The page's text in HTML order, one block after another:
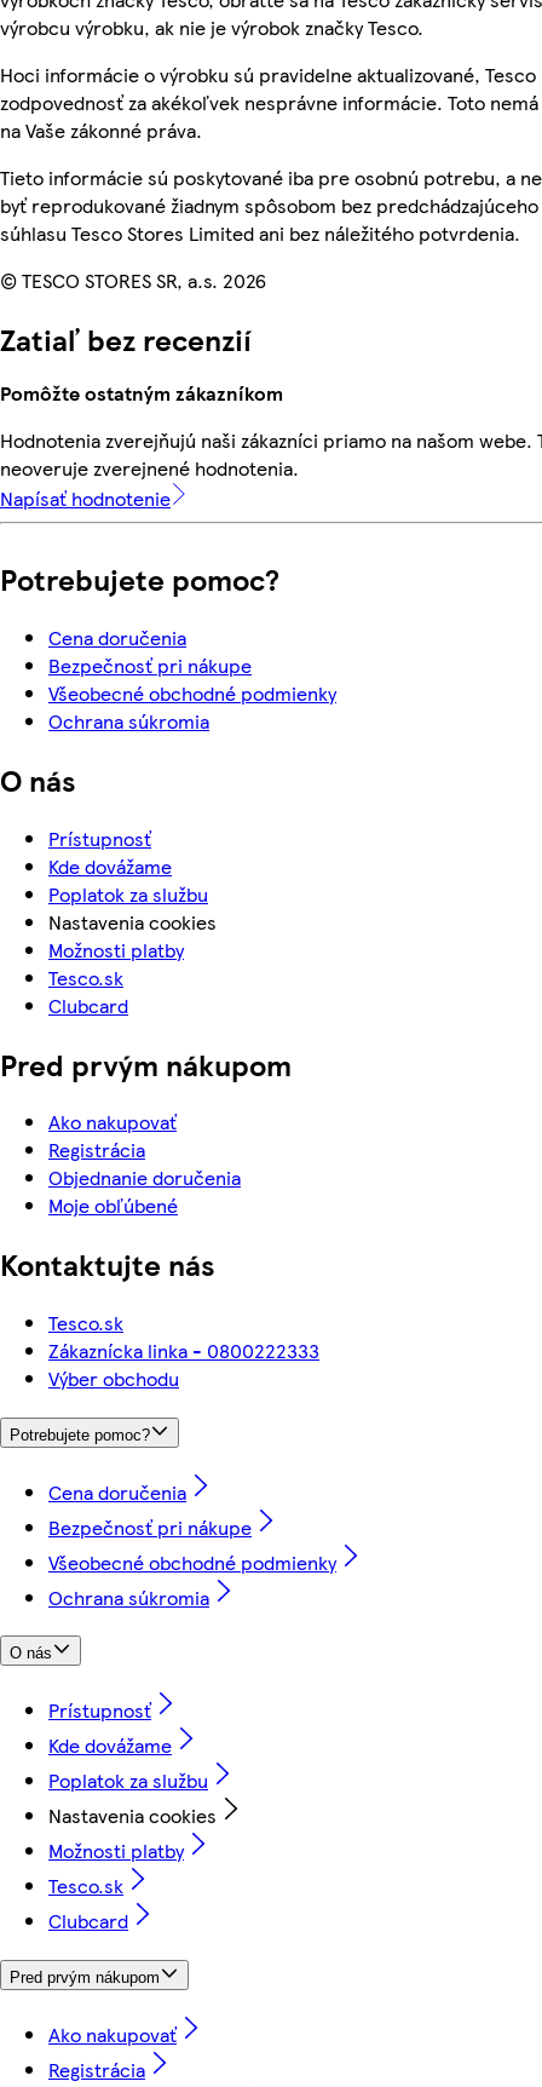
výrobcu výrobku, ak nie je výrobok značky Tesco.
Hoci informácie o výrobku sú pravidelne aktualizované, Tesco
zodpovednosť za akékoľvek nesprávne informácie. Toto
na Vaše zákonné práva.
Tieto informácie sú poskytované iba pre osobnú potrebu, a
byť reprodukované žiadnym spôsobom bez predchádzajúceho
súhlasu Tesco Stores Limited ani bez náležitého potvrdenia.
© TESCO STORES SR, a.s. 2026
Zatiaľ bez recenzií
Pomôžte ostatným zákazníkom
Hodnotenia zverejňujú naši zákazníci priamo na našom webe.
neoveruje zverejnené hodnotenia.
Napísať hodnotenie
Potrebujete pomoc?
Cena doručenia
Bezpečnosť pri nákupe
Všeobecné obchodné podmienky
Ochrana súkromia
O nás
Prístupnosť
Kde dovážame
Poplatok za službu
Nastavenia cookies
Možnosti platby
Tesco.sk
Clubcard
Pred prvým nákupom
Ako nakupovať
Registrácia
Objednanie doručenia
Moje obľúbené
Kontaktujte nás
Tesco.sk
Zákaznícka linka - 0800222333
Výber obchodu
Potrebujete pomoc?
Cena doručenia
Bezpečnosť pri nákupe
Všeobecné obchodné podmienky
Ochrana súkromia
O nás
Prístupnosť
Kde dovážame
Poplatok za službu
Nastavenia cookies
Možnosti platby
Tesco.sk
Clubcard
Pred prvým nákupom
Ako nakupovať
Registrácia